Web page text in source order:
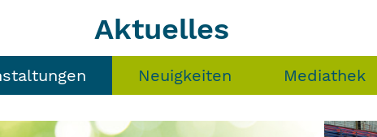
Aktuelles
Neuigkeiten Mediathek